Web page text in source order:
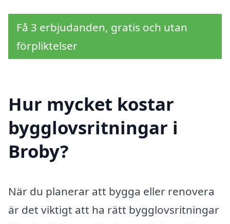
Få 3 erbjudanden, gratis och utan
förpliktelser
Hur mycket kostar
bygglovsritningar i
Broby?
När du planerar att bygga eller renovera
är det viktigt att ha rätt bygglovsritningar